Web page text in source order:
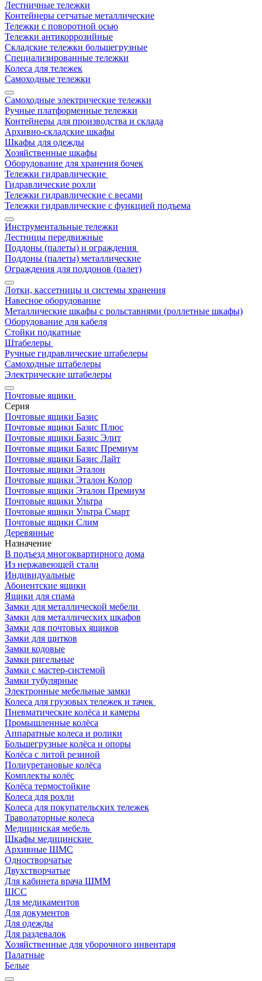
Лестничные тележки
Контейнеры сетчатые металлические
Тележки с поворотной осью
Тележки антикоррозийные
Складские тележки большегрузные
Специализированные тележки
Колеса для тележек
Самоходные тележки
Самоходные электрические тележки
Ручные платформенные тележки
Контейнеры для производства и склада
Архивно-складские шкафы
Шкафы для одежды
Хозяйственные шкафы
Оборудование для хранения бочек
Тележки гидравлические
Гидравлические рохли
Тележки гидравлические с весами
Тележки гидравлические с функцией подъема
Инструментальные тележки
Лестницы передвижные
Поддоны (палеты) и ограждения
Поддоны (палеты) металлические
Ограждения для поддонов (палет)
Лотки, кассетницы и системы хранения
Навесное оборудование
Металлические шкафы с рольставнями (роллетные шкафы)
Оборудование для кабеля
Стойки подкатные
Штабелеры
Ручные гидравлические штабелеры
Самоходные штабелеры
Электрические штабелеры
Почтовые ящики
Серия
Почтовые ящики Базис
Почтовые ящики Базис Плюс
Почтовые ящики Базис Элит
Почтовые ящики Базис Премиум
Почтовые ящики Базис Лайт
Почтовые ящики Эталон
Почтовые ящики Эталон Колор
Почтовые ящики Эталон Премиум
Почтовые ящики Ультра
Почтовые ящики Ультра Смарт
Почтовые ящики Слим
Деревянные
Назначение
В подъезд многоквартирного дома
Из нержавеющей стали
Индивидуальные
Абонентские ящики
Ящики для спама
Замки для металлической мебели
Замки для металлических шкафов
Замки для почтовых ящиков
Замки для щитков
Замки кодовые
Замки ригельные
Замки с мастер-системой
Замки тубулярные
Электронные мебельные замки
Колеса для грузовых тележек и тачек
Пневматические колёса и камеры
Промышленные колёса
Аппаратные колеса и ролики
Большегрузные колёса и опоры
Колёса с литой резиной
Полиуретановые колёса
Комплекты колёс
Колёса термостойкие
Колеса для рохли
Колеса для покупательских тележек
Траволаторные колеса
Медицинская мебель
Шкафы медицинские
Архивные ШМС
Одностворчатые
Двухстворчатые
Для кабинета врача ШММ
ШСС
Для медикаментов
Для документов
Для одежды
Для раздевалок
Хозяйственные для уборочного инвентаря
Палатные
Белые